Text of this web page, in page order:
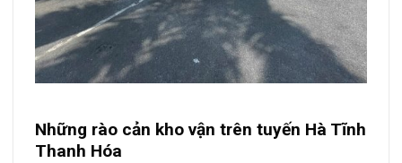
Những rào cản kho vận trên tuyến Hà Tĩnh
Thanh Hóa